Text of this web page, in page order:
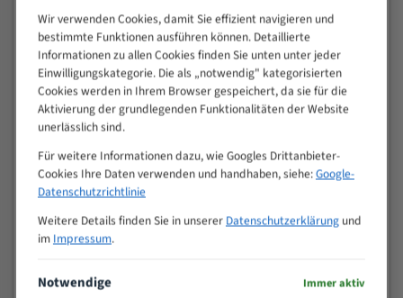
50
4/5
80
> 100
VOLLMATERIAL
M (mm)
Zoll (ZpZ))
>
25
10/14
15 - 40
8/12
25 - 50
50 - 120
Wir verwenden Cookies, damit Sie effizient navigieren und
bestimmte Funktionen ausführen können. Detaillierte
Informationen zu allen Cookies finden Sie unten unter jeder
Einwilligungskategorie. Die als „notwendig" kategorisierten
Cookies werden in Ihrem Browser gespeichert, da sie für die
Aktivierung der grundlegenden Funktionalitäten der Website
unerlässlich sind.
Für weitere Informationen dazu, wie Googles Drittanbieter-
Cookies Ihre Daten verwenden und handhaben, siehe:Google-
Datenschutzrichtlinie
Weitere Details finden Sie in unserer Datenschutzerklärungund
im Impressum.
Notwendige Immer aktiv